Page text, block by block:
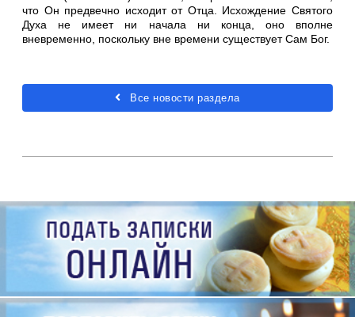
что Он предвечно исходит от Отца. Исхождение Святого
Духа не имеет ни начала ни конца, оно вполне
вневременно, поскольку вне времени существует Сам Бог.
Все новости раздела